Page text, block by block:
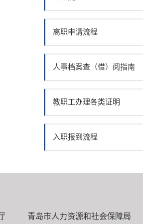
离职申请流程
人事档案查（借）阅指南
教职工办理各类证明
入职报到流程
青岛市人力资源和社会保障局